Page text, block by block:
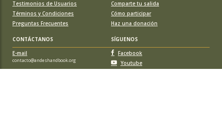
Testimonios de Usuarios
Términos y Condiciones
Preguntas Frecuentes
Comparte tu salida
Cómo participar
Haz una donación
CONTÁCTANOS
SÍGUENOS
E-mail
contacto@andeshandbook.org
Facebook
Youtube